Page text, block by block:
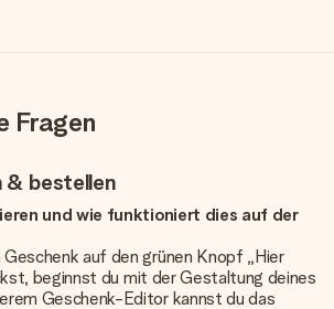
Fragen
& bestellen
und wie funktioniert dies auf der
auf den grünen Knopf „Hier
beginnst du mit der Gestaltung deines
Geschenk-Editor kannst du das